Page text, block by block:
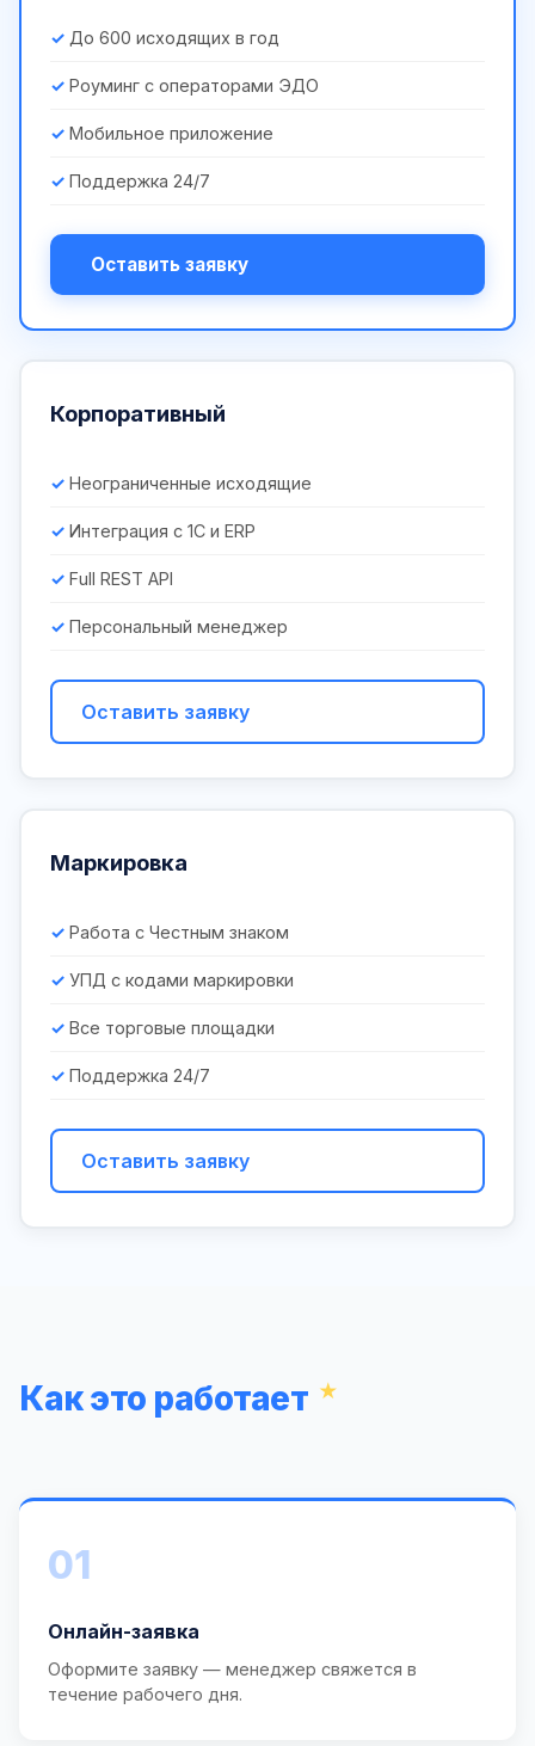
До 600 исходящих в год
Роуминг с операторами ЭДО
Мобильное приложение
Поддержка 24/7
Оставить заявку
Корпоративный
Неограниченные исходящие
Интеграция с 1С и ERP
Full REST API
Персональный менеджер
Оставить заявку
Маркировка
Работа с Честным знаком
УПД с кодами маркировки
Все торговые площадки
Поддержка 24/7
Оставить заявку
Как это работает
01
Онлайн-заявка
Оформите заявку — менеджер свяжется в
течение рабочего дня.